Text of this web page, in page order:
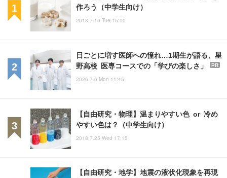
作ろう（中学生向け）
2018.7.10 Tue 15:00
日ごとに増す医師への憧れ…1期生が語る、星
野高校 医専コースでの「学びの楽しさ」
PR
2026.7.6 Mon 11:45
【自由研究・物理】温まりやすい色 or 冷め
やすい色は？（中学生向け）
2018.7.25 Wed 17:15
【自由研究・地学】地震の液状化現象を再現